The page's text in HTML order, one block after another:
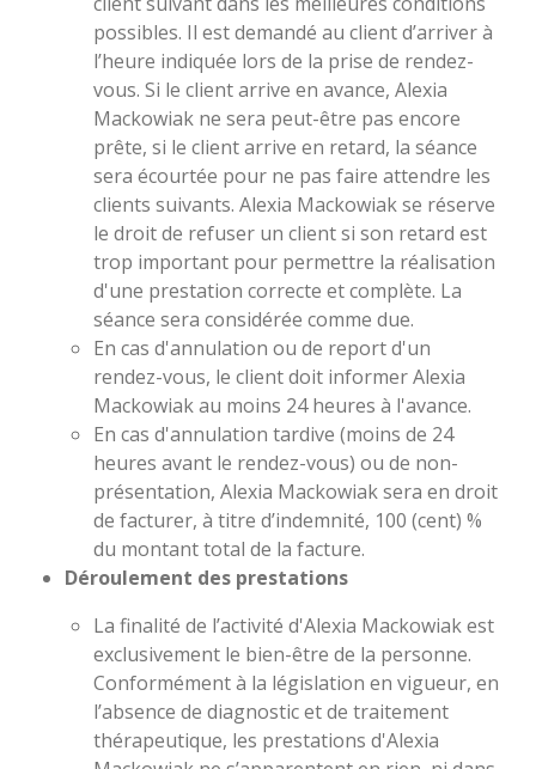
possibles. Il est demandé au client d’arriver à
l’heure indiquée lors de la prise de rendez-
vous. Si le client arrive en avance, Alexia
Mackowiak ne sera peut-être pas encore
prête, si le client arrive en retard, la séance
sera écourtée pour ne pas faire attendre les
clients suivants. Alexia Mackowiakse réserve
le droit de refuser un client si son retard est
trop important pour permettre la réalisation
d'une prestation correcte et complète. La
séance sera considérée comme due.
En cas d'annulation ou de report d'un
rendez-vous, le client doit informer Alexia
Mackowiak au moins 24 heures à l'avance.
En cas d'annulation tardive (moins de 24
heures avant le rendez-vous) ou de non-
présentation, Alexia Mackowiak sera en droit
de facturer, à titre d’indemnité, 100 (cent) %
du montant total de la facture.
Déroulement des prestations
La finalité de l’activité d'Alexia Mackowiak est
exclusivement le bien-être de la personne.
Conformément à la législation en vigueur, en
l’absence de diagnostic et de traitement
thérapeutique, les prestations d'Alexia